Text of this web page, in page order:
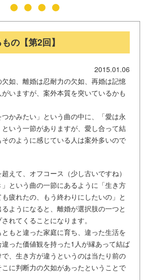
の【第2回】
2015.01.06
欠如、離婚は忍耐力の欠如、再婚は記憶
いますが、案外本質を突いているかも
かみたい」という曲の中に、「愛は永
いう一節がありますが、愛し合って結
のように感じている人は案外多いので
えて、オフコース（少し古いですね）
という曲の一節にあるように「生き方
疲れたの、もう終わりにしたいの」と
ようになると、離婚が選択肢の一つと
れてくることになります。
もと違った家庭に育ち、違った生活を
った価値観を持った1人が縁あって結ば
、生き方が違うというのは当たり前の
に判断力の欠如があったということで